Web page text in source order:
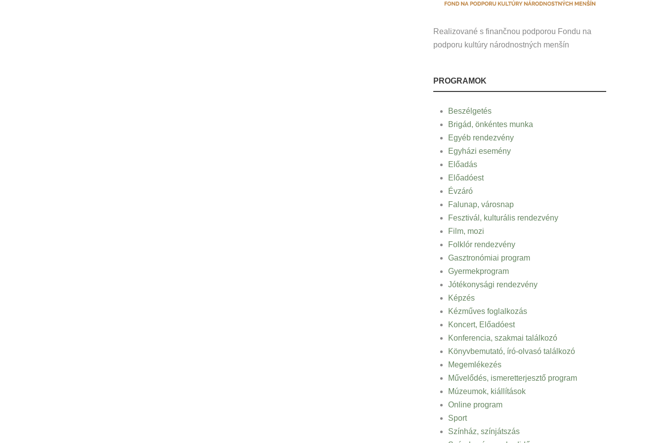
Realizované s finančnou podporou Fondu na
podporu kultúry národnostných menšín
PROGRAMOK
Beszélgetés
Brigád, önkéntes munka
Egyéb rendezvény
Egyházi esemény
Előadás
Előadóest
Évzáró
Falunap, városnap
Fesztivál, kulturális rendezvény
Film, mozi
Folklór rendezvény
Gasztronómiai program
Gyermekprogram
Jótékonysági rendezvény
Képzés
Kézműves foglalkozás
Koncert, Előadóest
Konferencia, szakmai találkozó
Könyvbemutató, író-olvasó találkozó
Megemlékezés
Művelődés, ismeretterjesztő program
Múzeumok, kiállítások
Online program
Sport
Színház, színjátszás